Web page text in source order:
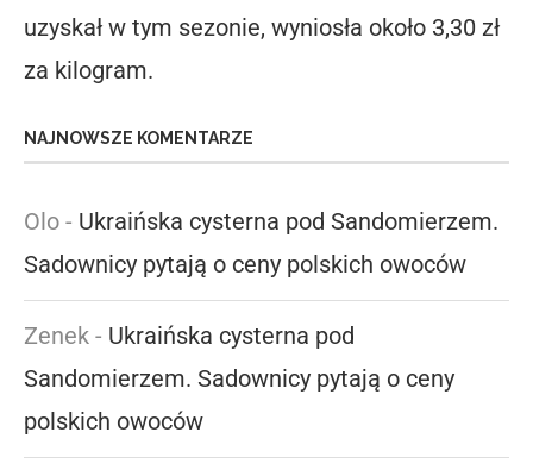
uzyskał w tym sezonie, wyniosła około 3,30 zł
za kilogram.
NAJNOWSZE KOMENTARZE
Olo - Ukraińska cysterna pod Sandomierzem.
Sadownicy pytają o ceny polskich owoców
Zenek - Ukraińska cysterna pod
Sandomierzem. Sadownicy pytają o ceny
polskich owoców